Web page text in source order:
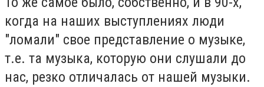
когда на наших выступлениях люди
"ломали" свое представление о музыке,
т.е. та музыка, которую они слушали до
нас, резко отличалась от нашей музыки.